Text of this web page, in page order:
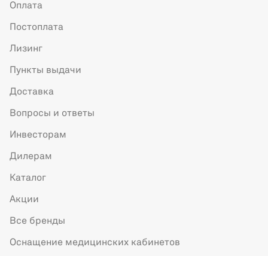
Оплата
Постоплата
Лизинг
Пункты выдачи
Доставка
Вопросы и ответы
Инвесторам
Дилерам
Каталог
Акции
Все бренды
Оснащение медицинских кабинетов